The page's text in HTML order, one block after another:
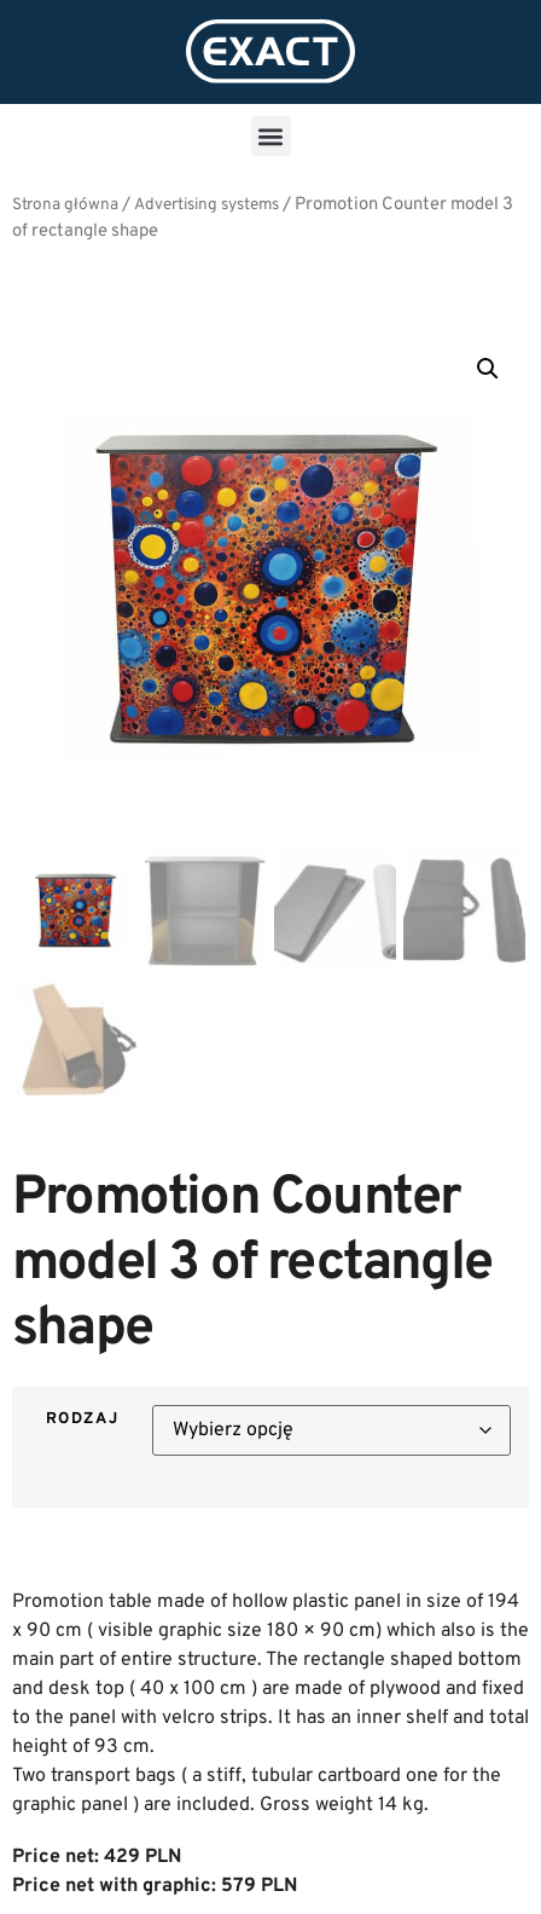
Strona główna/ Advertising systems/ Promotion Counter model 3
of rectangle shape
Promotion Counter
model 3 of rectangle
shape
RODZAJ
Promotion table made of hollow plastic panel in size of 194
x 90 cm ( visible graphic size 180 × 90 cm) which also is the
main part of entire structure. The rectangle shaped bottom
and desk top ( 40 x 100 cm ) are made of plywood and fixed
to the panel with velcro strips. It has an inner shelf and total
height of 93 cm.
Two transport bags ( a stiff, tubular cartboard one for the
graphic panel ) are included. Gross weight 14 kg.
Price net: 429 PLN
Price net with graphic: 579 PLN